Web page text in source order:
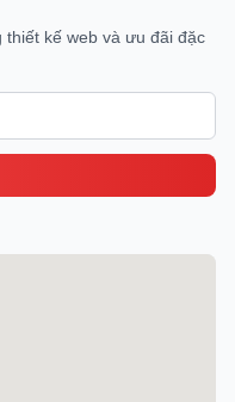
kế web và ưu đãi đặc